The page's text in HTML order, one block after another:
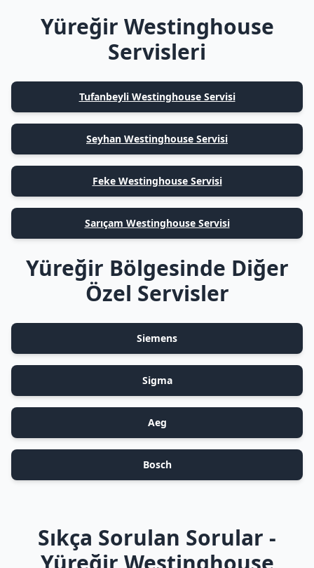
Yüreğir Westinghouse
Servisleri
Tufanbeyli Westinghouse Servisi
Seyhan Westinghouse Servisi
Feke Westinghouse Servisi
Sarıçam Westinghouse Servisi
Yüreğir Bölgesinde Diğer
Özel Servisler
Siemens
Sigma
Aeg
Bosch
Sıkça Sorulan Sorular -